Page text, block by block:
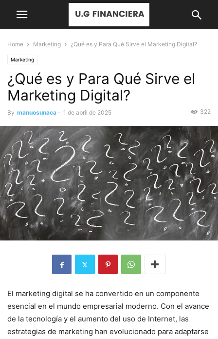
Home Marketing ¿Qué es y Para Qué Sirve el Marketing Digital?
Marketing
¿Qué es y Para Qué Sirve el
Marketing Digital?
By manuosunaca - 1 de abril de 2025 322
El marketing digital se ha convertido en un componente
esencial en el mundo empresarial moderno. Con el avance
de la tecnología y el aumento del uso de Internet, las
estrategias de marketing han evolucionado para adaptarse